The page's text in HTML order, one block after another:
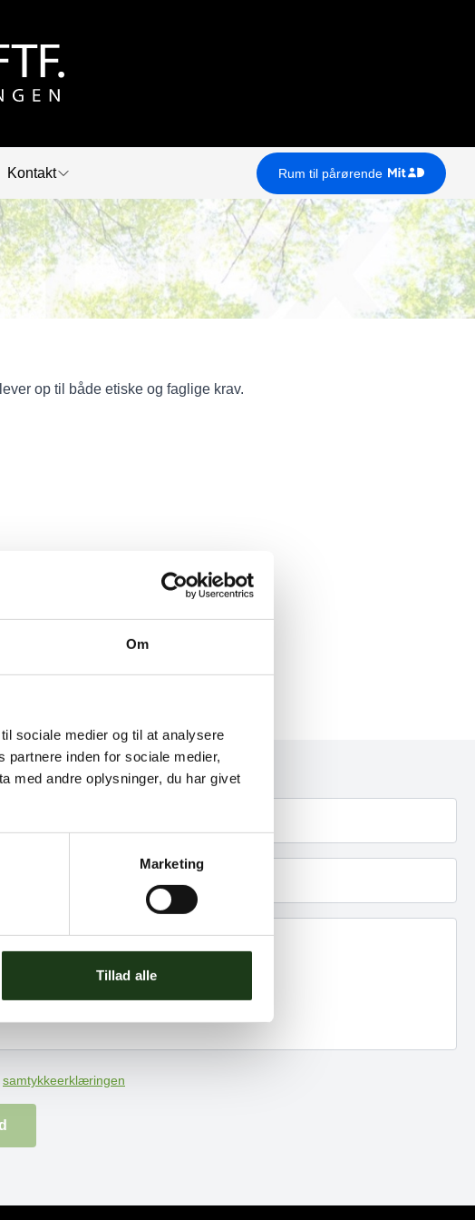
Om
sociale medier og til at analysere
inden for sociale medier,
med andre oplysninger, du har givet
Marketing
Tillad alle
Kontakt Rum til pårørende
op til både etiske og faglige krav.
samtykkeerklæringen